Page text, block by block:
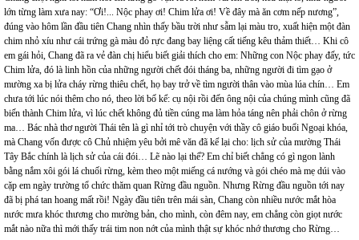
lớn từng làm xưa nay: “Ơi!... Nộc phay ơi! Chim lửa ơi! Về đây mà ăn cơm nếp nương”,
đúng vào hôm lần đầu tiên Chang nhìn thấy bầu trời như sẫm lại màu tro, xuất hiện một đàn
chim nhỏ xíu như cái trứng gà màu đỏ rực đang bay liệng cất tiếng kêu thảm thiết… Khi cô
em gái hỏi, Chang đã ra vẻ đàn chị hiểu biết giải thích cho em: Những con Nộc phay đấy, tức
Chim lửa, đó là linh hồn của những người chết đói tháng ba, những người đi tìm gạo ở
mường xa bị lửa cháy rừng thiêu chết, họ bay trở về tìm người thân vào mùa lúa chín… Em
chưa tới lúc nói thêm cho nó, theo lời bố kể: cụ nội rồi đến ông nội của chúng mình cũng đã
biến thành Chim lửa, vì lúc chết không đủ tiền cúng ma làm hỏa táng nên phải chôn ở rừng
ma… Bác nhà thơ người Thái tên là gì nhỉ tới trò chuyện với thầy cô giáo buổi Ngoại khóa,
mà Chang vốn được cô Chủ nhiệm yêu bởi mê văn đã kể lại cho: lịch sử của mường Thái
Tây Bắc chính là lịch sử của cái đói… Lẽ nào lại thế? Em chỉ biết chẳng có gì ngon lành
bằng nắm xôi gói lá chuối rừng, kèm theo một miếng cá nướng và gói chéo mà mẹ dúi vào
cặp em ngày trường tổ chức thăm quan Rừng đầu nguồn. Nhưng Rừng đầu nguồn tới nay
đã bị phá tan hoang mất rồi! Ngày đầu tiên trên mái sàn, Chang còn nhiều nước mắt hòa
nước mưa khóc thương cho mường bản, cho mình, còn đêm nay, em chẳng còn giọt nước
mắt nào nữa thì mới thấy trái tim non nớt của mình thật sự khóc nhớ thương cho Rừng…